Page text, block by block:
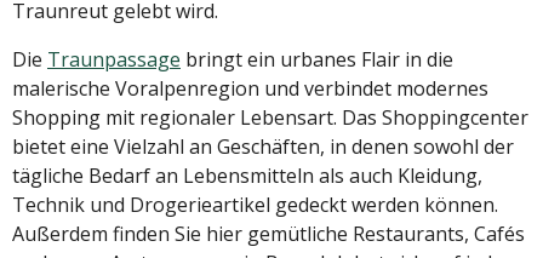
Traunreut gelebt wird.
Die Traunpassage bringt ein urbanes Flair in die
malerische Voralpenregion und verbindet modernes
Shopping mit regionaler Lebensart. Das Shoppingcenter
bietet eine Vielzahl an Geschäften, in denen sowohl der
tägliche Bedarf an Lebensmitteln als auch Kleidung,
Technik und Drogerieartikel gedeckt werden können.
Außerdem finden Sie hier gemütliche Restaurants, Cafés